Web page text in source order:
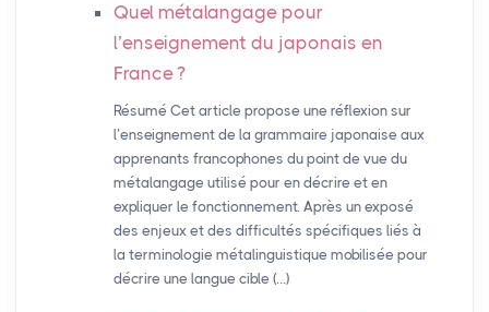
Quel métalangage pour
l’enseignement du japonais en
France?
Résumé Cet article propose une réflexion sur
l’enseignement de la grammaire japonaise aux
apprenants francophones du point de vue du
métalangage utilisé pour en décrire et en
expliquer le fonctionnement. Après un exposé
des enjeux et des difficultés spécifiques liés à
la terminologie métalinguistique mobilisée pour
décrire une langue cible (…)